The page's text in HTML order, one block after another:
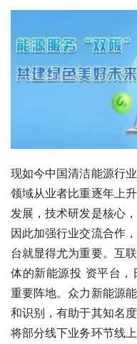
现如今中国清洁能源行
领域从业者比重逐年上
发展，技术研发是核心
因此加强行业交流合作
台就显得尤为重要。互
体的新能源投 资平台，
重要阵地。众力新能源
和识别，有助于其知名
将部分线下业务环节线